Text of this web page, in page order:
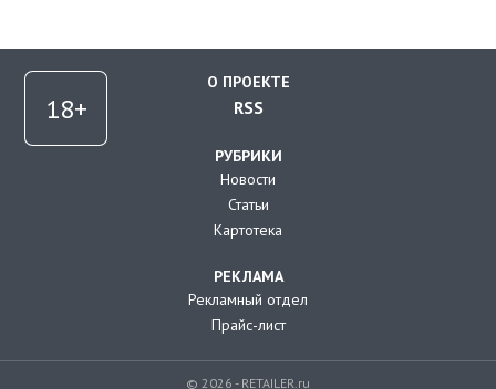
О ПРОЕКТЕ
RSS
РУБРИКИ
Новости
Статьи
Картотека
РЕКЛАМА
Рекламный отдел
Прайс-лист
© 2026 - RETAILER.ru